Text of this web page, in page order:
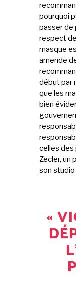
pourquoi
passer de
respect
masque
amende
début par
que les
bien
celles des
Zecler, un
son studio
«